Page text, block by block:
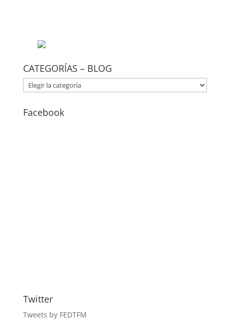
CATEGORÍAS – BLOG
CATEGORÍAS
–
Facebook
Twitter
Tweets by FEDTFM